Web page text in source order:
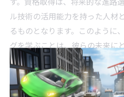
ル技術の活用能力を持った人材
るものとなります。このように
グを学ぶことは、彼らの未来に
のです。